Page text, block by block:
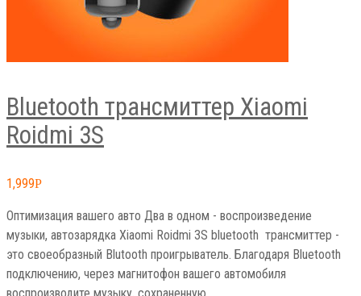
Bluetooth трансмиттер Xiaomi
Roidmi 3S
1,999Р
Оптимизация вашего авто Два в одном - воспроизведение
музыки, автозарядка Xiaomi Roidmi 3S bluetooth трансмиттер -
это своеобразный Blutooth проигрыватель. Благодаря Bluetooth
подключению, через магнитофон вашего автомобиля